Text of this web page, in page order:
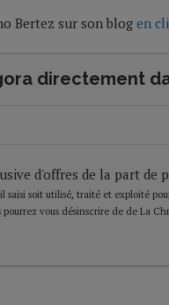
Bertez sur son blog en
directement
d'offres de la part de
saisi soit utilisé, traité et exploité
vous désinscrire de de La